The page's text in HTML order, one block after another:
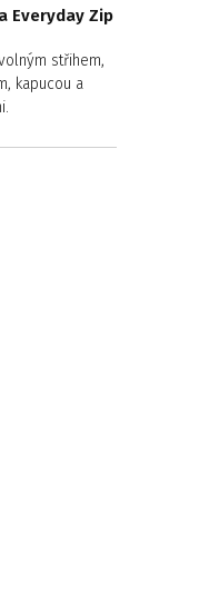
Everyday Zip
střihem,
kapucou a